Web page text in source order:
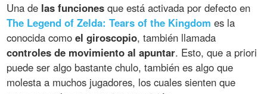
Una de las funciones que está activada por defecto en
The Legend of Zelda: Tears of the Kingdom es la
conocida comoel giroscopio, también llamada
controles de movimiento al apuntar. Esto, que a priori
puede ser algo bastante chulo, también es algo que
molesta a muchos jugadores, los cuales sienten que